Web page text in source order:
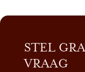
STEL
VRAAG